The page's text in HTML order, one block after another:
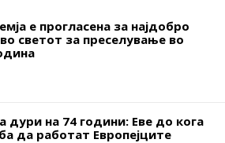
е прогласена за најдобро
светот за преселување во
дури на 74 години: Еве до кога
да работат Европејците